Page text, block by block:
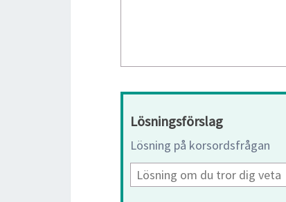
Lösningsförslag
Lösning på korsordsfrågan